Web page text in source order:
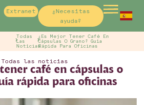
Extranet
¿Necesitas
ayuda?
Todas
Las
Notícias
¿Es Mejor Tener Café En
Cápsulas O Grano? Guía
Rápida Para Oficinas
Todas las notícias
café en cápsulas o
rápida para oficinas